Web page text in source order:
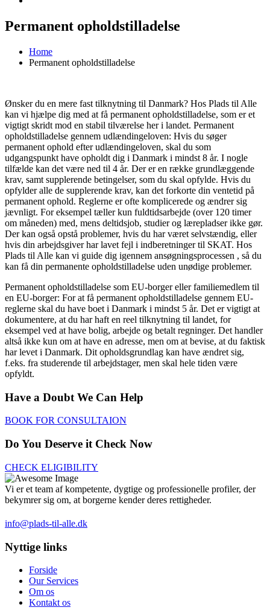
Permanent opholdstilladelse
Home
Permanent opholdstilladelse
Ønsker du en mere fast tilknytning til Danmark? Hos Plads til Alle
kan vi hjælpe dig med at få permanent opholdstilladelse, som er et
vigtigt skridt mod en stabil tilværelse her i landet. Permanent
opholdstilladelse gennem udlændingeloven: Hvis du søger
permanent ophold efter udlændingeloven, skal du som
udgangspunkt have opholdt dig i Danmark i mindst 8 år. I nogle
tilfælde kan det være ned til 4 år. Der er en række grundlæggende
krav, samt supplerende betingelser, som du skal opfylde. Hvis du
opfylder alle de supplerende krav, kan det forkorte din ventetid på
permanent ophold. Reglerne er ofte komplicerede og ændrer sig
jævnligt. For eksempel tæller kun fuldtidsarbejde (over 120 timer
om måneden) med, mens deltidsjob, studier og lærepladser ikke gør.
Der kan også opstå problemer, hvis du har været selvstændig, eller
hvis din arbejdsgiver har lavet fejl i indberetninger til SKAT. Hos
Plads til Alle kan vi guide dig igennem ansøgningsprocessen , så du
kan få din permanente opholdstilladelse uden unødige problemer.
Permanent opholdstilladelse som EU-borger eller familiemedlem til
en EU-borger: For at få permanent opholdstilladelse gennem EU-
reglerne skal du have boet i Danmark i mindst 5 år. Det er vigtigt at
dokumentere, at du har haft en reel tilknytning til landet, for
eksempel ved at have bolig, arbejde og betalt regninger. Det handler
altså ikke kun om at have en adresse, men om at bevise, at du faktisk
har levet i Danmark. Dit opholdsgrundlag kan have ændret sig,
f.eks. fra studerende til arbejdstager, men skal hele tiden være
opfyldt.
Have a Doubt We Can Help
BOOK FOR CONSULTAION
Do You Deserve it Check Now
CHECK ELIGIBILITY
Vi er et team af kompetente, dygtige og professionelle profiler, der
bekymrer sig om, at borgerne kender deres rettigheder.
info@plads-til-alle.dk
Nyttige links
Forside
Our Services
Om os
Kontakt os